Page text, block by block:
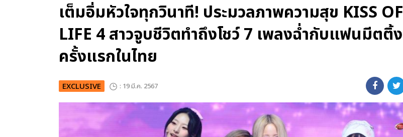
เต็มอิ่มหัวใจทุกวินาที! ประมวลภาพความสุข KISS OF
LIFE 4 สาวจูบชีวิตทำถึงโชว์ 7 เพลงฉ่ำกับแฟนมีตติ้ง
ครั้งแรกในไทย
EXCLUSIVE : 19 มี.ค. 2567